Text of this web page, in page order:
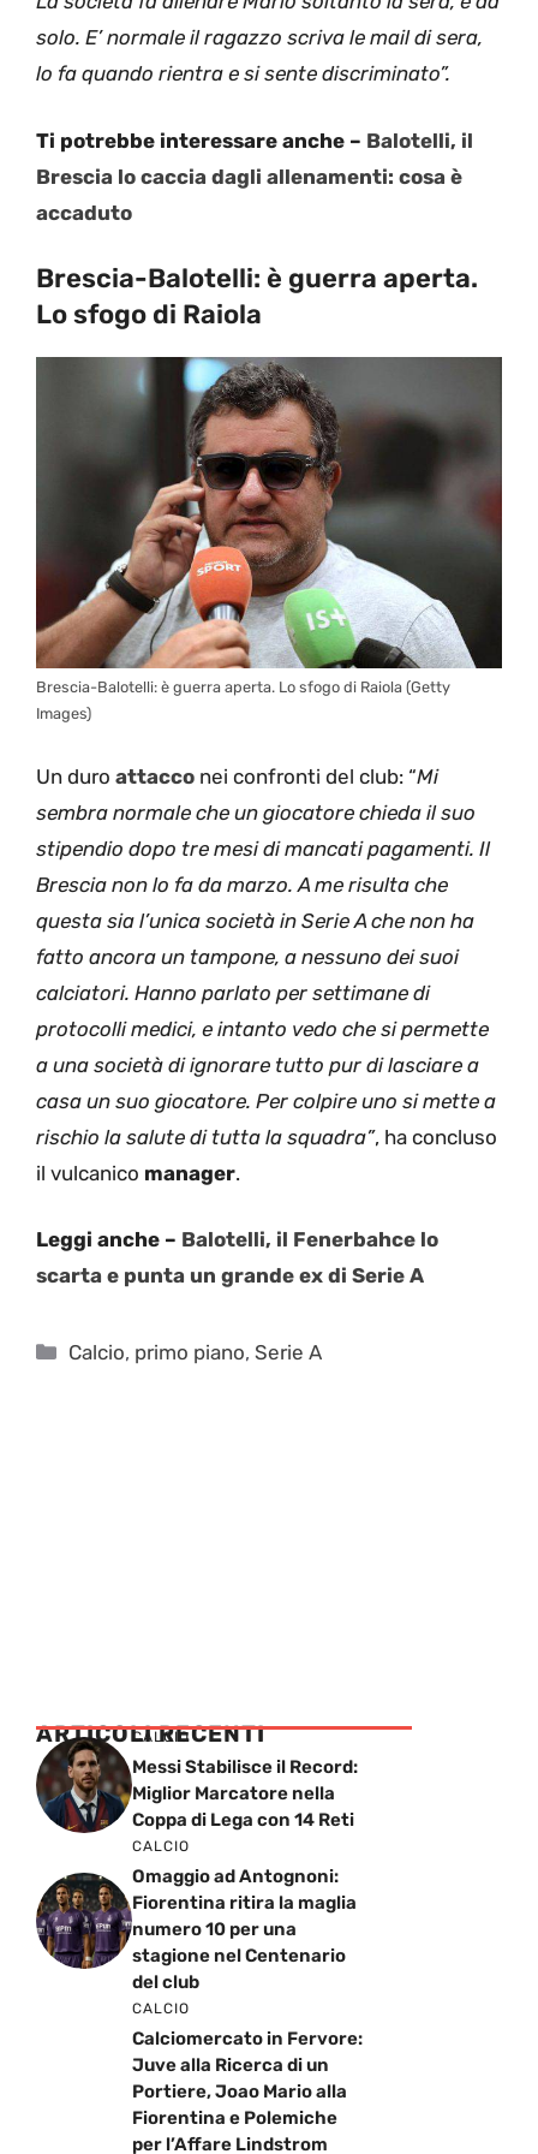
solo. E’ normale il ragazzo scriva le mail di sera,
lo fa quando rientra e si sente discriminato”.
Ti potrebbe interessare anche – Balotelli, il
Brescia lo caccia dagli allenamenti: cosa è
accaduto
Brescia-Balotelli: è guerra aperta.
Lo sfogo di Raiola
Brescia-Balotelli: è guerra aperta. Lo sfogo di Raiola (Getty
Images)
Un duro attacco nei confronti del club: “Mi
sembra normale che un giocatore chieda il suo
stipendio dopo tre mesi di mancati pagamenti. Il
Brescia non lo fa da marzo. A me risulta che
questa sia l’unica società in Serie A che non ha
fatto ancora un tampone, a nessuno dei suoi
calciatori. Hanno parlato per settimane di
protocolli medici, e intanto vedo che si permette
a una società di ignorare tutto pur di lasciare a
casa un suo giocatore. Per colpire uno si mette a
rischio la salute di tutta la squadra”, ha concluso
il vulcanico manager.
Leggi anche – Balotelli, il Fenerbahce lo
scarta e punta un grande ex di Serie A
Categorie
Calcio, primo piano,Serie A
ARTICOLI RECENTI
CALCIO
Messi Stabilisce il Record:
Miglior Marcatore nella
Coppa di Lega con 14 Reti
CALCIO
Omaggio ad Antognoni:
Fiorentina ritira la maglia
numero 10 per una
stagione nel Centenario
del club
CALCIO
Calciomercato in Fervore:
Juve alla Ricerca di un
Portiere, Joao Mario alla
Fiorentina e Polemiche
per l’Affare Lindstrom